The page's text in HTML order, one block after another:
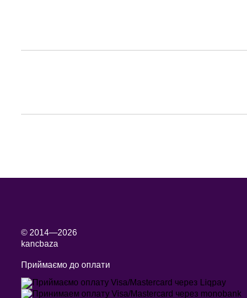
© 2014—2026
kancbaza
Приймаємо до оплати